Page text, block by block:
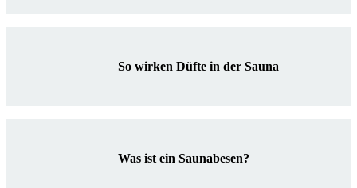
So wirken Düfte in der Sauna
Was ist ein Saunabesen?